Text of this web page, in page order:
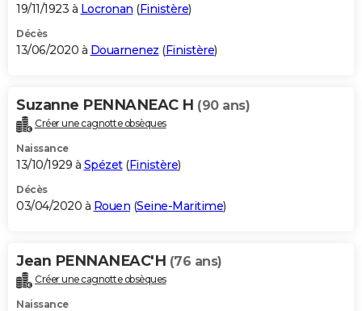
19/11/1923 à Locronan (Finistère)
Décès
13/06/2020 à Douarnenez (Finistère)
Suzanne PENNANEAC H (90 ans)
Créer une cagnotte obsèques
Naissance
13/10/1929 à Spézet(Finistère)
Décès
03/04/2020 à Rouen (Seine-Maritime)
Jean PENNANEAC'H (76 ans)
Créer une cagnotte obsèques
Naissance